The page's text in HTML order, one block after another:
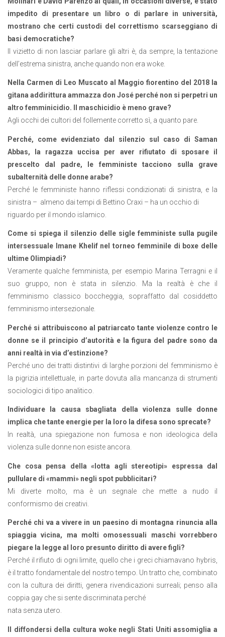
impedito di presentare un libro o di parlare in università,
mostrano che certi custodi del correttismo scarseggiano di
basi democratiche?
Il vizietto di non lasciar parlare gli altri è, da sempre, la tentazione
dell’estrema sinistra, anche quando non era woke.
Nella Carmen di Leo Muscato al Maggio fiorentino del 2018 la
gitana addirittura ammazza don José perché non si perpetri un
altro femminicidio. Il maschicidio è meno grave?
Agli occhi dei cultori del follemente corretto sì, a quanto pare.
Perché, come evidenziato dal silenzio sul caso di Saman
Abbas, la ragazza uccisa per aver rifiutato di sposare il
prescelto dal padre, le femministe tacciono sulla grave
subalternità delle donne arabe?
Perché le femministe hanno riflessi condizionati di sinistra, e la
sinistra – almeno dai tempi di Bettino Craxi – ha un occhio di
riguardo per il mondo islamico.
Come si spiega il silenzio delle sigle femministe sulla pugile
intersessuale Imane Khelif nel torneo femminile di boxe delle
ultime Olimpiadi?
Veramente qualche femminista, per esempio Marina Terragni e il
suo gruppo, non è stata in silenzio. Ma la realtà è che il
femminismo classico boccheggia, sopraffatto dal cosiddetto
femminismo intersezionale.
Perché si attribuiscono al patriarcato tante violenze contro le
donne se il principio d’autorità e la figura del padre sono da
anni realtà in via d’estinzione?
Perché uno dei tratti distintivi di larghe porzioni del femminismo è
la pigrizia intellettuale, in parte dovuta alla mancanza di strumenti
sociologici di tipo analitico.
Individuare la causa sbagliata della violenza sulle donne
implica che tante energie per la loro la difesa sono sprecate?
In realtà, una spiegazione non fumosa e non ideologica della
violenza sulle donne non esiste ancora.
Che cosa pensa della «lotta agli stereotipi» espressa dal
pullulare di «mammi» negli spot pubblicitari?
Mi diverte molto, ma è un segnale che mette a nudo il
conformismo dei creativi.
Perché chi va a vivere in un paesino di montagna rinuncia alla
spiaggia vicina, ma molti omosessuali maschi vorrebbero
piegare la legge al loro presunto diritto di avere figli?
Perché il rifiuto di ogni limite, quello che i greci chiamavano hybris,
è il tratto fondamentale del nostro tempo. Un tratto che, combinato
con la cultura dei diritti, genera rivendicazioni surreali; penso alla
coppia gay che si sente discriminata perché
nata senza utero.
Il diffondersi della cultura woke negli Stati Uniti assomiglia a